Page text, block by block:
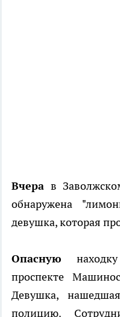
Вчера в
обнаружена
девушка, которая
Опасную
проспекте
Девушка,
полицию.